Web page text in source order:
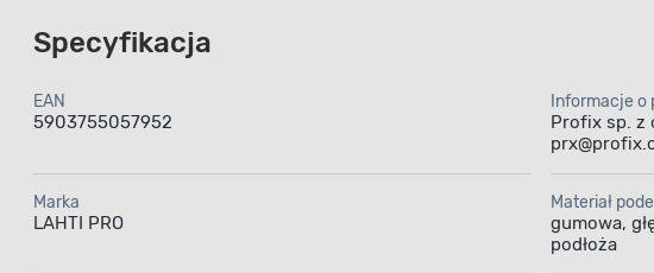
Specyfikacja
EAN
5903755057952
Informacje o
Profix sp. z
Marka
LAHTI PRO
Materiał
gumowa,
podłoża